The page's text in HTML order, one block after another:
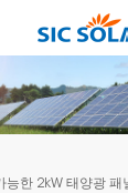
능한 2kW 태양광 패